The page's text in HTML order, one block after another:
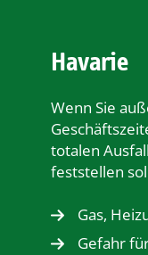
Havarie
Wenn Sie
totalen
feststellen
Gas,
Gefahr